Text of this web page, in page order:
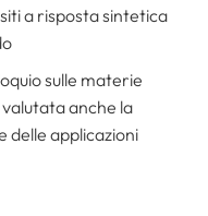
a risposta sintetica
sulle materie
anche la
delle applicazioni